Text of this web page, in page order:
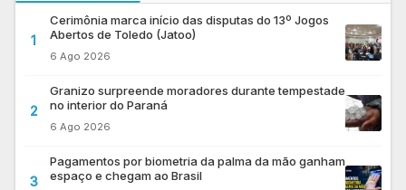
1
Cerimônia marca início das disputas do 13º Jogos
Abertos de Toledo (Jatoo)
6 Ago 2026
2
Granizo surpreende moradores durante tempestade
no interior do Paraná
6 Ago 2026
3
Pagamentos por biometria da palma da mão ganham
espaço e chegam ao Brasil